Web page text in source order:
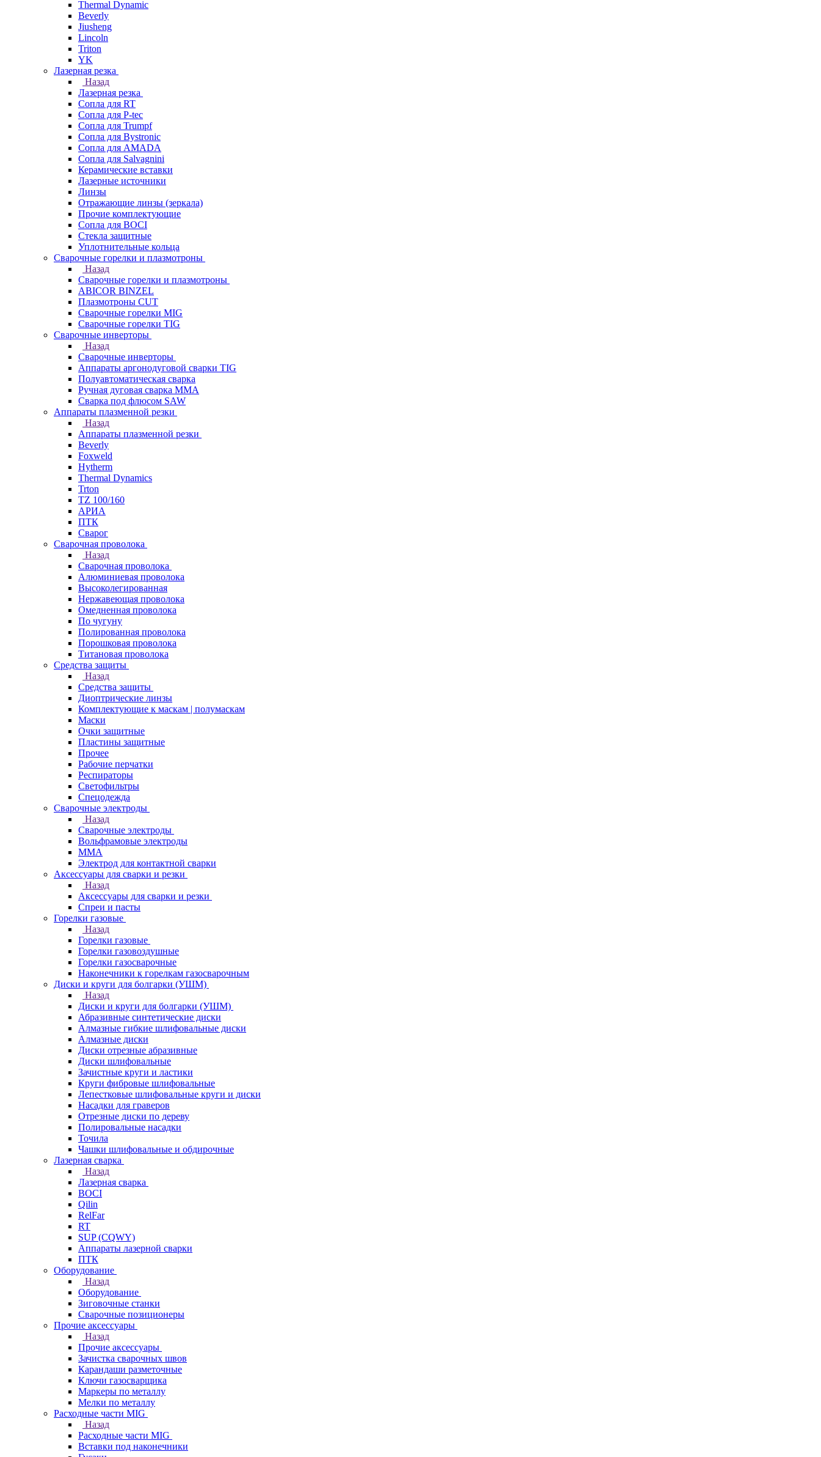
Thermal Dynamic
Beverly
Jiusheng
Lincoln
Triton
YK
Лазерная резка
Назад
Лазерная резка
Сопла для RT
Сопла для P-tec
Сопла для Trumpf
Сопла для Bystronic
Сопла для AMADA
Сопла для Salvagnini
Керамические вставки
Лазерные источники
Линзы
Отражающие линзы (зеркала)
Прочие комплектующие
Сопла для BOCI
Стекла защитные
Уплотнительные кольца
Сварочные горелки и плазмотроны
Назад
Сварочные горелки и плазмотроны
ABICOR BINZEL
Плазмотроны CUT
Сварочные горелки MIG
Сварочные горелки TIG
Сварочные инверторы
Назад
Сварочные инверторы
Аппараты аргонодуговой сварки TIG
Полуавтоматическая сварка
Ручная дуговая сварка MMA
Сварка под флюсом SAW
Аппараты плазменной резки
Назад
Аппараты плазменной резки
Beverly
Foxweld
Hytherm
Thermal Dynamics
Trton
TZ 100/160
АРИА
ПТК
Сварог
Сварочная проволока
Назад
Сварочная проволока
Алюминиевая проволока
Высоколегированная
Нержавеющая проволока
Омедненная проволока
По чугуну
Полированная проволока
Порошковая проволока
Титановая проволока
Средства защиты
Назад
Средства защиты
Диоптрические линзы
Комплектующие к маскам | полумаскам
Маски
Очки защитные
Пластины защитные
Прочее
Рабочие перчатки
Респираторы
Светофильтры
Спецодежда
Сварочные электроды
Назад
Сварочные электроды
Вольфрамовые электроды
ММА
Электрод для контактной сварки
Аксессуары для сварки и резки
Назад
Аксессуары для сварки и резки
Спреи и пасты
Горелки газовые
Назад
Горелки газовые
Горелки газовоздушные
Горелки газосварочные
Наконечники к горелкам газосварочным
Диски и круги для болгарки (УШМ)
Назад
Диски и круги для болгарки (УШМ)
Абразивные синтетические диски
Алмазные гибкие шлифовальные диски
Алмазные диски
Диски отрезные абразивные
Диски шлифовальные
Зачистные круги и ластики
Круги фибровые шлифовальные
Лепестковые шлифовальные круги и диски
Насадки для граверов
Отрезные диски по дереву
Полировальные насадки
Точила
Чашки шлифовальные и обдирочные
Лазерная сварка
Назад
Лазерная сварка
BOCI
Qilin
RelFar
RT
SUP (CQWY)
Аппараты лазерной сварки
ПТК
Оборудование
Назад
Оборудование
Зиговочные станки
Сварочные позиционеры
Прочие аксессуары
Назад
Прочие аксессуары
Зачистка сварочных швов
Карандаши разметочные
Ключи газосварщика
Маркеры по металлу
Мелки по металлу
Расходные части MIG
Назад
Расходные части MIG
Вставки под наконечники